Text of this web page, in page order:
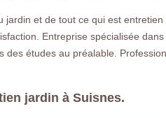
LA
gratuit.
et de tout ce qui est
Entreprise spécialisée
études au préalable.
jardin à Suisnes.